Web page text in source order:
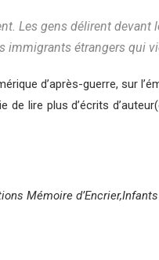
Les gens délirent devant
immigrants étrangers qui
d’après-guerre, sur
lire plus d’écrits
Mémoire